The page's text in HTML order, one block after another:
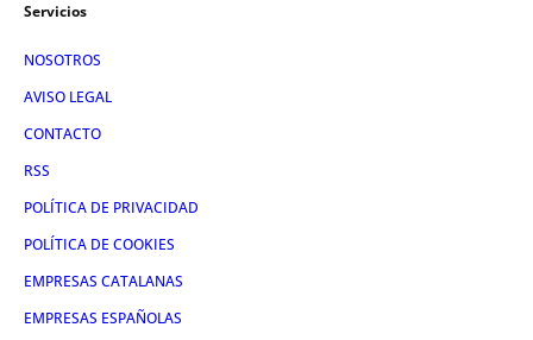
Servicios
NOSOTROS
AVISO LEGAL
CONTACTO
RSS
POLÍTICA DE PRIVACIDAD
POLÍTICA DE COOKIES
EMPRESAS CATALANAS
EMPRESAS ESPAÑOLAS